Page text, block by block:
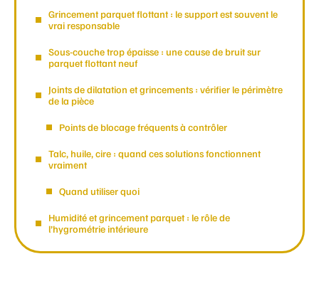
Grincement parquet flottant : le support est souvent le
vrai responsable
Sous-couche trop épaisse : une cause de bruit sur
parquet flottant neuf
Joints de dilatation et grincements : vérifier le périmètre
de la pièce
Points de blocage fréquents à contrôler
Talc, huile, cire : quand ces solutions fonctionnent
vraiment
Quand utiliser quoi
Humidité et grincement parquet : le rôle de
l’hygrométrie intérieure